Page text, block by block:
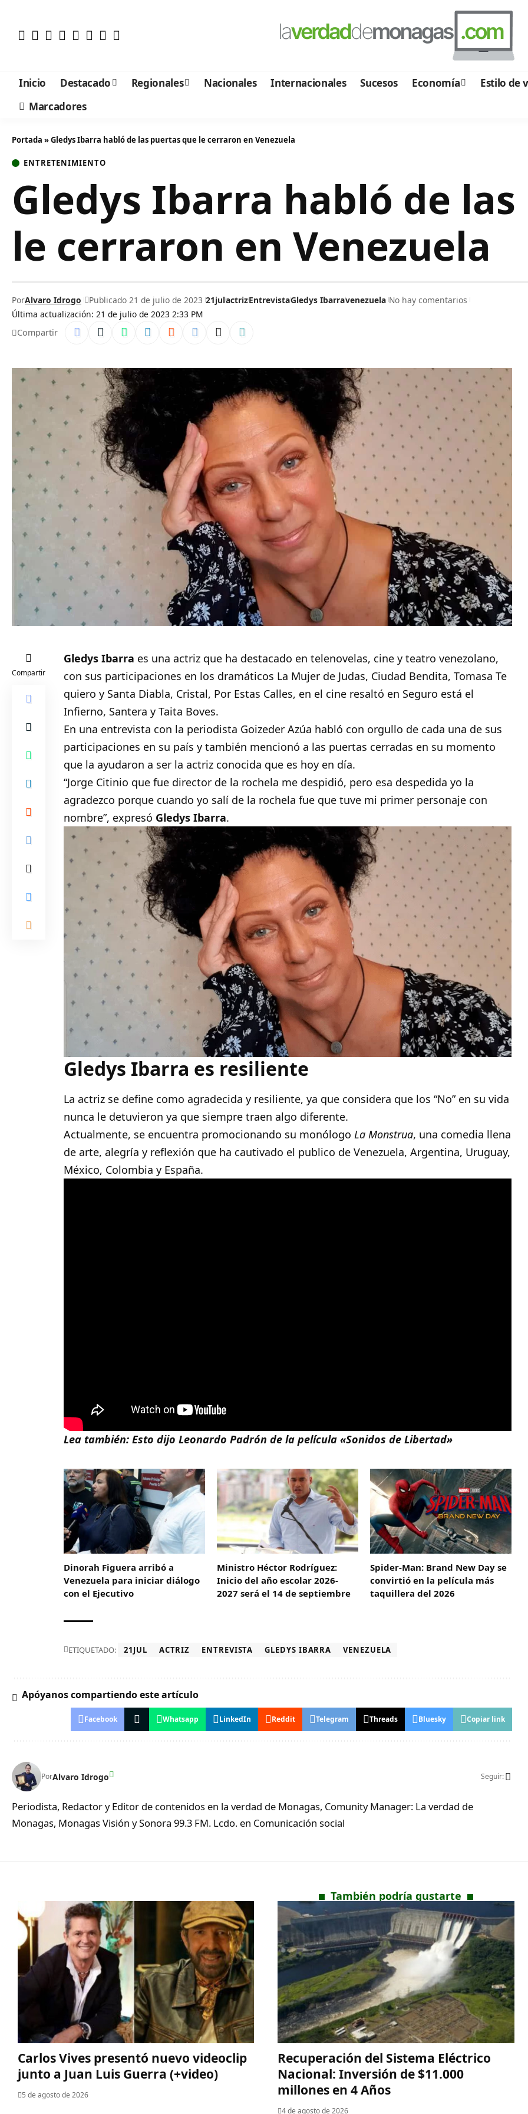
Inicio Destacado Regionales Nacionales Internacionales Sucesos Economía Estilo de
Marcadores
Portada »Gledys Ibarra habló de las puertas que le cerraron en Venezuela
ENTRETENIMIENTO
Gledys Ibarra habló de
le cerraron en Venezuela
Última actualización: 21 de julio de 2023 2:33 PM
PorAlvaro Idrogo Publicado 21 de julio de 2023 21julactrizEntrevistaGledys Ibarravenezuela No hay comentarios
Compartir
Compartir
Gledys Ibarra es una actriz que ha destacado en telenovelas, cine y teatro venezolano,
con sus participaciones en los dramáticos La Mujer de Judas, Ciudad Bendita, Tomasa Te
quiero y Santa Diabla, Cristal, Por Estas Calles, en el cine resaltó en Seguro está el
Infierno, Santera y Taita Boves.
En una entrevista con la periodista Goizeder Azúa habló con orgullo de cada una de sus
participaciones en su país y también mencionó a las puertas cerradas en su momento
que la ayudaron a ser la actriz conocida que es hoy en día.
“Jorge Citinio que fue director de la rochela me despidió, pero esa despedida yo la
agradezco porque cuando yo salí de la rochela fue que tuve mi primer personaje con
nombre”, expresó Gledys Ibarra.
Gledys Ibarra es resiliente
La actriz se define como agradecida y resiliente, ya que considera que los “No” en su vida
nunca le detuvieron ya que siempre traen algo diferente.
Actualmente, se encuentra promocionando su monólogo La Monstrua, una comedia llena
de arte, alegría y reflexión que ha cautivado el publico de Venezuela, Argentina, Uruguay,
México, Colombia y España.
Lea también:Esto dijo Leonardo Padrón de la película «Sonidos de Libertad»
Dinorah Figuera arribó a
Venezuela para iniciar diálogo
con el Ejecutivo
Ministro Héctor Rodríguez:
Inicio del año escolar 2026-
2027 será el 14 de septiembre
Spider-Man: Brand New Day se
convirtió en la película más
taquillera del 2026
ETIQUETADO: 21JUL ACTRIZ ENTREVISTA GLEDYS IBARRA VENEZUELA
Apóyanos compartiendo este artículo
Facebook Whatsapp LinkedIn Reddit Telegram Threads Bluesky Copiar link
PorAlvaro Idrogo Seguir:
Periodista, Redactor y Editor de contenidos en la verdad de Monagas, Comunity Manager: La verdad de
Monagas, Monagas Visión y Sonora 99.3 FM. Lcdo. en Comunicación social
También podría gustarte
Carlos Vives presentó nuevo videoclip
junto a Juan Luis Guerra (+video)
5 de agosto de 2026
Recuperación del Sistema Eléctrico
Nacional: Inversión de $11.000
millones en 4 Años
4 de agosto de 2026